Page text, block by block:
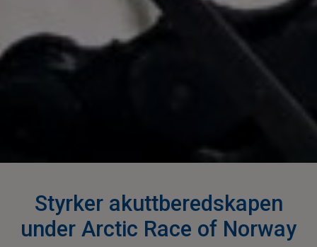
Styrker akuttberedskapen
under Arctic Race of Norway